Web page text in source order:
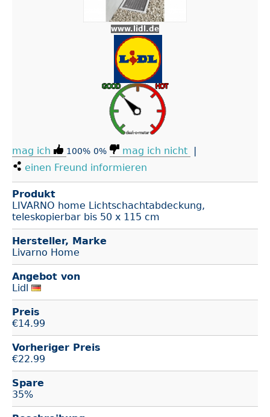
www.lidl.de
mag ich 100% 0% mag ich nicht
|
einen Freund informieren
Produkt
LIVARNO home Lichtschachtabdeckung,
teleskopierbar bis 50 x 115 cm
Hersteller, Marke
Livarno Home
Angebot von
Lidl
Preis
€14.99
Vorheriger Preis
€22.99
Spare
35%